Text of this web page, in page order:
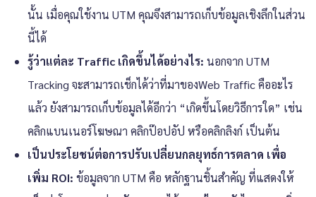
นั้น เมื่อคุณใช้งาน UTM คุณจึงสามารถเก็บข้อมูลเชิงลึกในส่วน
นี้ได้
รู้ว่าแต่ละ Traffic เกิดขึ้นได้อย่างไร: นอกจาก UTM
Tracking จะสามารถเช็กได้ว่าที่มาของWeb Traffic คืออะไร
แล้ว ยังสามารถเก็บข้อมูลได้อีกว่า “เกิดขึ้นโดยวิธีการใด” เช่น
คลิกแบนเนอร์โฆษณา คลิกป๊อปอัป หรือคลิกลิงก์ เป็นต้น
เป็นประโยชน์ต่อการปรับเปลี่ยนกลยุทธ์การตลาด เพื่อ
เพิ่ม ROI: ข้อมูลจาก UTM คือ หลักฐานชิ้นสำคัญ ที่แสดงให้